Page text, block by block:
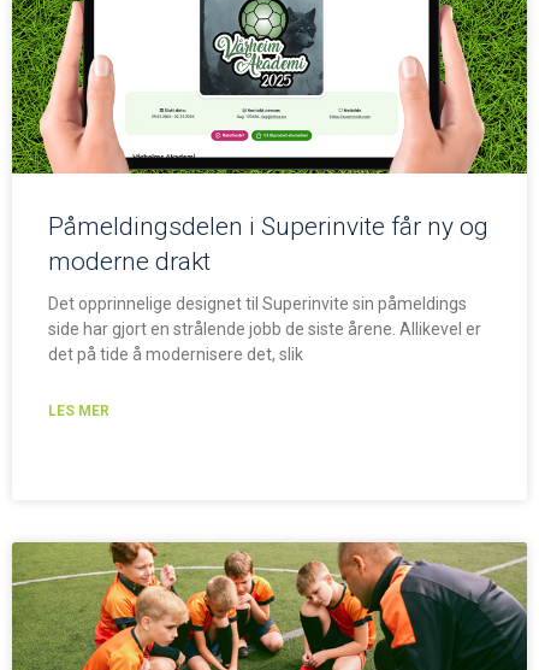
Påmeldingsdelen i Superinvite får ny og
moderne drakt
Det opprinnelige designet til Superinvite sin påmeldings
side har gjort en strålende jobb de siste årene. Allikevel er
det på tide å modernisere det, slik
LES MER